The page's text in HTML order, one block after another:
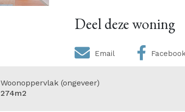
Deel deze woning
Email
Woonoppervlak (ongeveer)
274m2